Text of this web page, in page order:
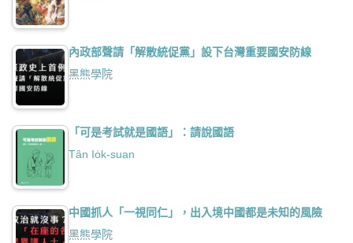
內政部聲請「解散統促黨」設下台灣重要國安防線
黑熊學院
「可是考試就是國語」：請說國語
Tân Io̍k-suan
中國抓人「一視同仁」，出入境中國都是未知的風險
黑熊學院